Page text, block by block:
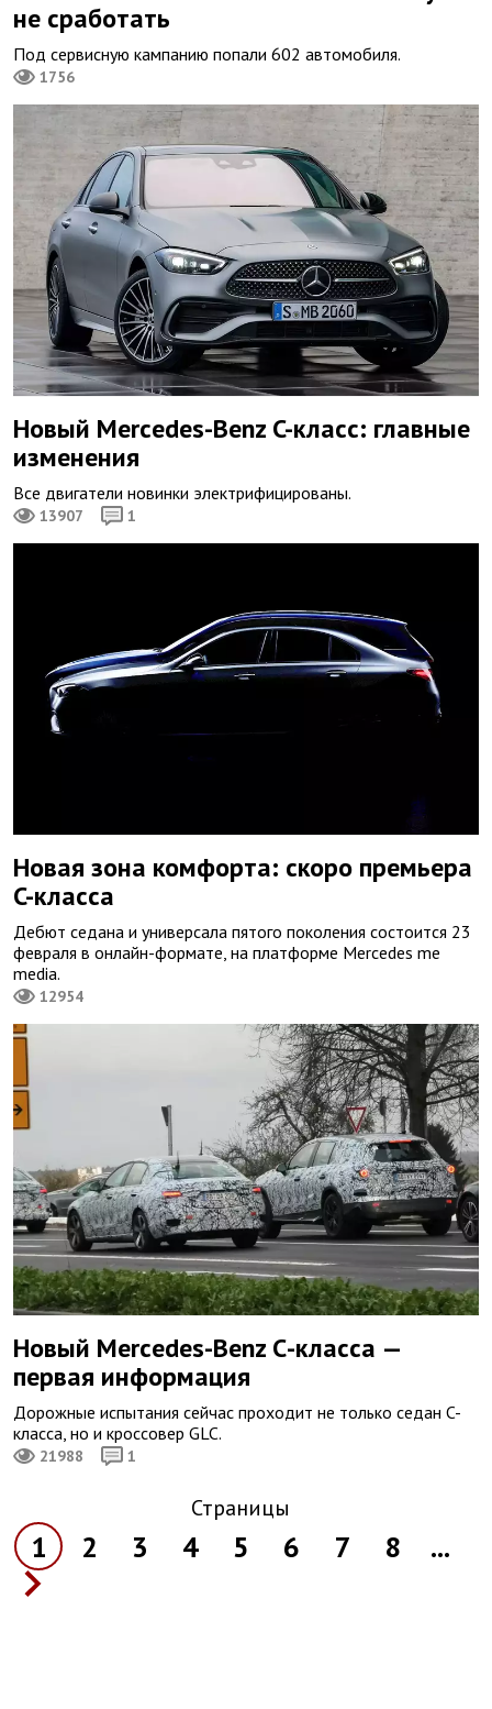
не сработать
Под сервисную кампанию попали 602 автомобиля.
1756
Новый Mercedes-Benz C-класс: главные
изменения
Все двигатели новинки электрифицированы.
13907 1
Новая зона комфорта: скоро премьера
C-класса
Дебют седана и универсала пятого поколения состоится 23
февраля в онлайн-формате, на платформе Mercedes me
media.
12954
Новый Mercedes-Benz С-класса —
первая информация
Дорожные испытания сейчас проходит не только седан C-
класса, но и кроссовер GLC.
21988 1
Страницы
1 2 3 4 5 6 7 8 ...